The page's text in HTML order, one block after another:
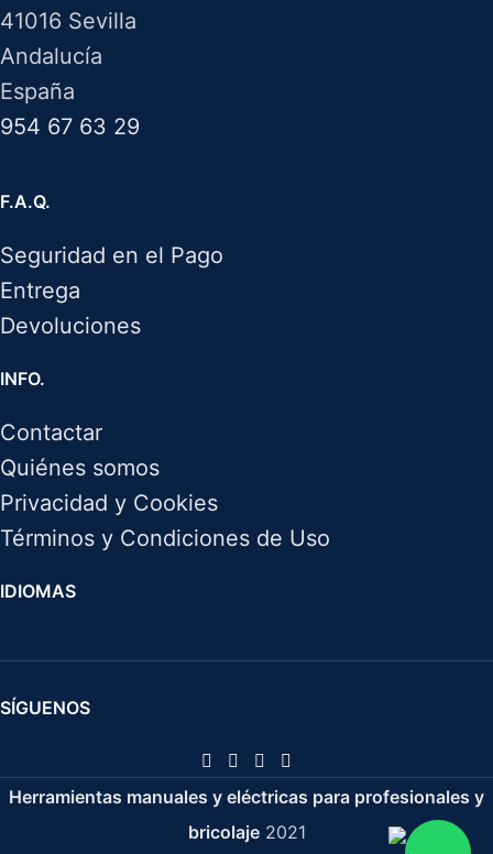
41016 Sevilla
Andalucía
España
954 67 63 29
F.A.Q.
Seguridad en el Pago
Entrega
Devoluciones
INFO.
Contactar
Quiénes somos
Privacidad y Cookies
Términos y Condiciones de Uso
IDIOMAS
SÍGUENOS
Herramientas manuales y eléctricas para profesionales y
bricolaje 2021